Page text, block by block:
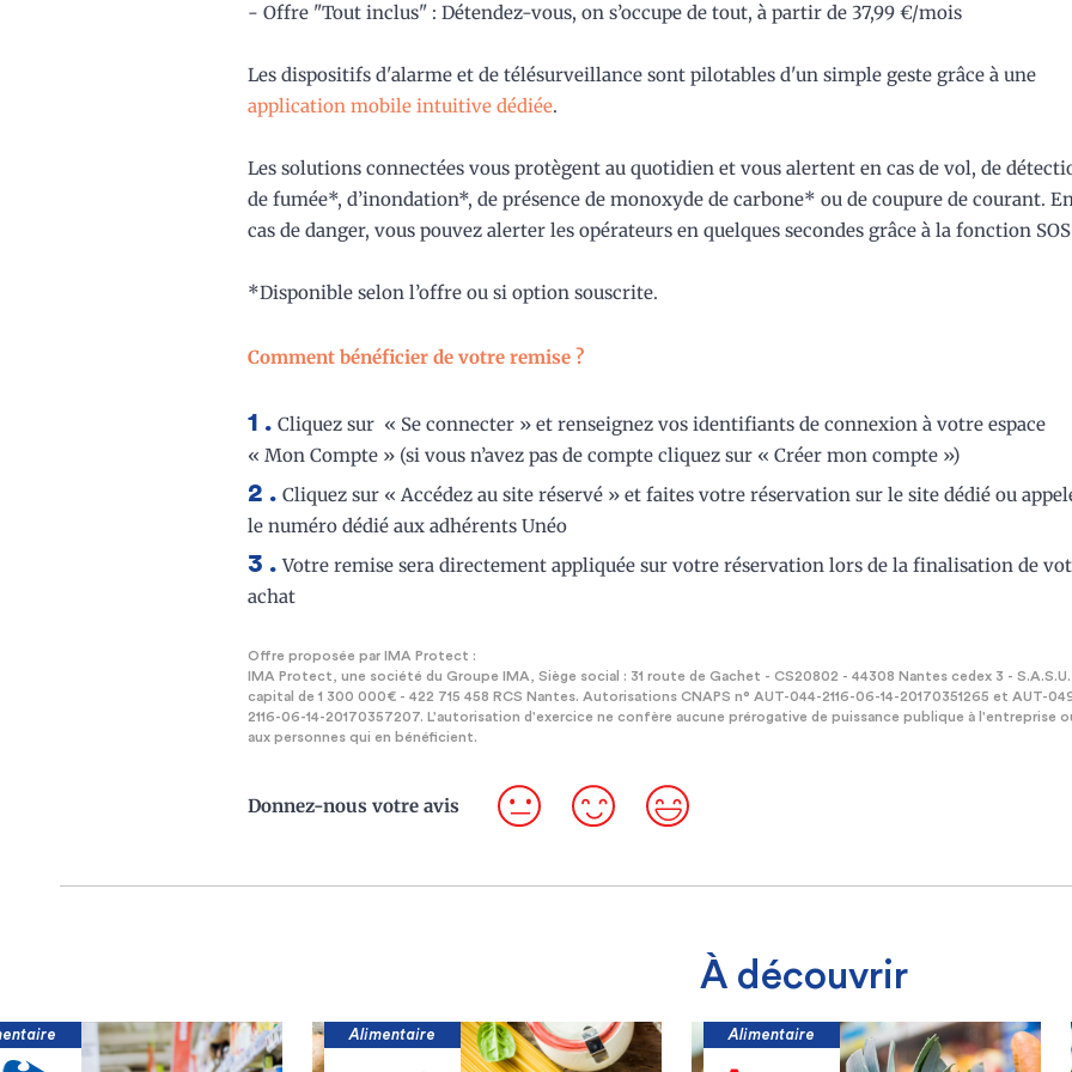
- Offre "Tout inclus" : Détendez-vous, on s’occupe de tout, à partir de 37,99 €/mois
Les dispositifs d'alarme et de télésurveillance sont pilotables d'un simple geste grâce à une
application mobile intuitive dédiée.
Les solutions connectées vous protègent au quotidien et vous alertent en cas de vol, de
de fumée*, d’inondation*, de présence de monoxyde de carbone* ou de coupure de courant.
cas de danger, vous pouvez alerter les opérateurs en quelques secondes grâce à la fonction
*Disponible selon l’offre ou si option souscrite.
Comment bénéficier de votre remise ?
Cliquez sur « Se connecter » et renseignez vos identifiants de connexion à votre espace
« Mon Compte » (si vous n’avez pas de compte cliquez sur « Créer mon compte »)
Cliquez sur « Accédez au site réservé » et faites votre réservation sur le site dédié ou
le numéro dédié aux adhérents Unéo
Votre remise sera directement appliquée sur votre réservation lors de la finalisation de
achat
Offre proposée par IMA Protect :
IMA Protect, une société du Groupe IMA, Siège social : 31 route de Gachet - CS20802 - 44308 Nantes cedex 3 - S.A.S.U.
capital de 1 300 000€ - 422 715 458 RCS Nantes. Autorisations CNAPS n° AUT-044-2116-06-14-20170351265 et AUT-
2116-06-14-20170357207. L'autorisation d'exercice ne confère aucune prérogative de puissance publique à l'entreprise
aux personnes qui en bénéficient.
Donnez-nous votre avis
À découvrir
Alimentaire Alimentaire